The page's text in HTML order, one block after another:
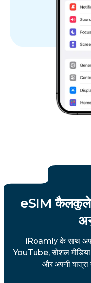
eSIM
iRoamly के साथ
YouTube, सोशल मीडिया,
और अपनी यात्रा